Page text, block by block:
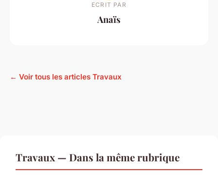
ECRIT PAR
Anaïs
← Voir tous les articles Travaux
Travaux — Dans la même rubrique